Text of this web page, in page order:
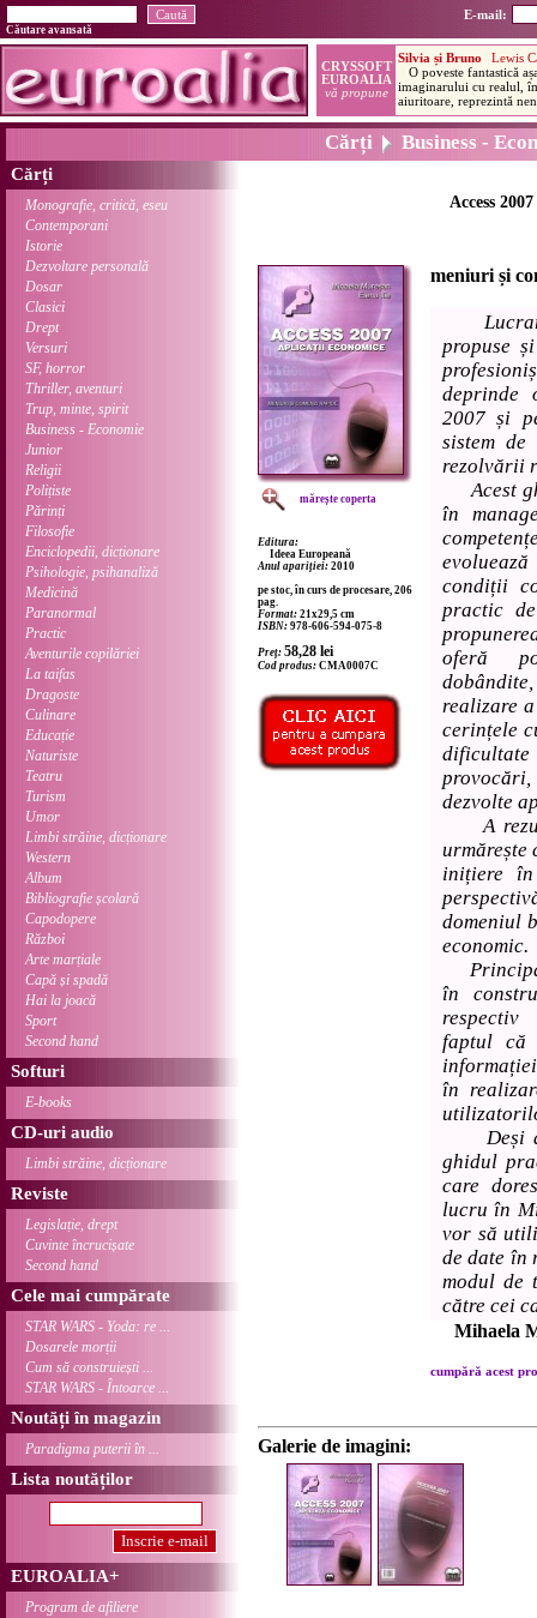
E-mail:
Căutare avansată
Cărți Business -
Cărți
Monografie, critică, eseu
Contemporani
Istorie
Dezvoltare personală
Dosar
Clasici
Drept
Versuri
SF, horror
Thriller, aventuri
Trup, minte, spirit
Business - Economie
Junior
Religii
Polițiste
Părinți
Filosofie
Enciclopedii, dicționare
Psihologie, psihanaliză
Medicină
Paranormal
Practic
Aventurile copilăriei
La taifas
Dragoste
Culinare
Educație
Naturiste
Teatru
Turism
Umor
Limbi străine, dicționare
Western
Album
Bibliografie școlară
Capodopere
Război
Arte marțiale
Capă și spadă
Hai la joacă
Sport
Second hand
Softuri
E-books
CD-uri audio
Limbi străine, dicționare
Reviste
Legislație, drept
Cuvinte încrucișate
Second hand
Cele mai cumpărate
STAR WARS - Yoda: re ...
Dosarele morții
Cum să construiești ...
STAR WARS - Întoarce ...
Noutăți în magazin
Paradigma puterii în ...
Lista noutăților
EUROALIA+
Program de afiliere
Access
mărește coperta
Editura:
Ideea Europeană
Anul apariției: 2010
pe stoc, în curs de procesare, 206
pag.
Format: 21x29,5 cm
ISBN: 978-606-594-075-8
Preț: 58,28 lei
Cod produs: CMA0007C
meniuri și
propuse
deprinde
2007 și
sistem
rezolvării
Acest
în
condiții
practic
oferă
realizare
cerințele
provocări,
dezvolte
A
urmărește
inițiere
domeniul
economic.
în
respectiv
faptul că
în
Deși
ghidul
care
lucru în
vor să
de date în
modul de
către cei
Mihaela
cumpără acest
Galerie de imagini: